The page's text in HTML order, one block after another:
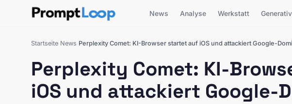
News Analyse Werkstatt
Startseite News Perplexity Comet: KI-Browser startet auf iOS und attackiert Google-
Perplexity Comet: KI-
iOS und attackiert Google-